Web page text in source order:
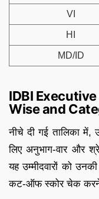
VI
HI
MD/ID
IDBI
Wise and
नीचे दी गई तालिका में,
लिए अनुभाग-वार और
यह उम्मीदवारों को
कट-ऑफ स्कोर चेक करने